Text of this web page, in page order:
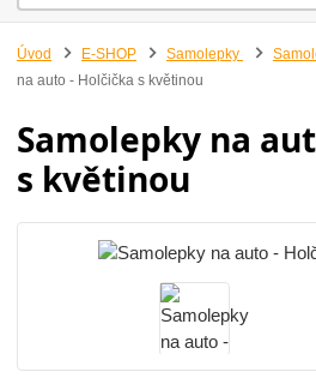
Úvod E-SHOP Samolepky
na auto - Holčička s květinou
Samolepky na
s květinou